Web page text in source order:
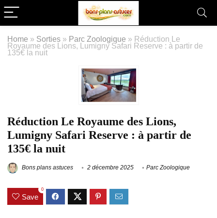
Home » Sorties » Parc Zoologique » Réduction Le
Royaume des Lions, Lumigny Safari Reserve : à partir de
135€ la nuit
Réduction Le Royaume des Lions,
Lumigny Safari Reserve : à partir de
135€ la nuit
Bons plans astuces 2 décembre 2025 Parc Zoologique
Save
0